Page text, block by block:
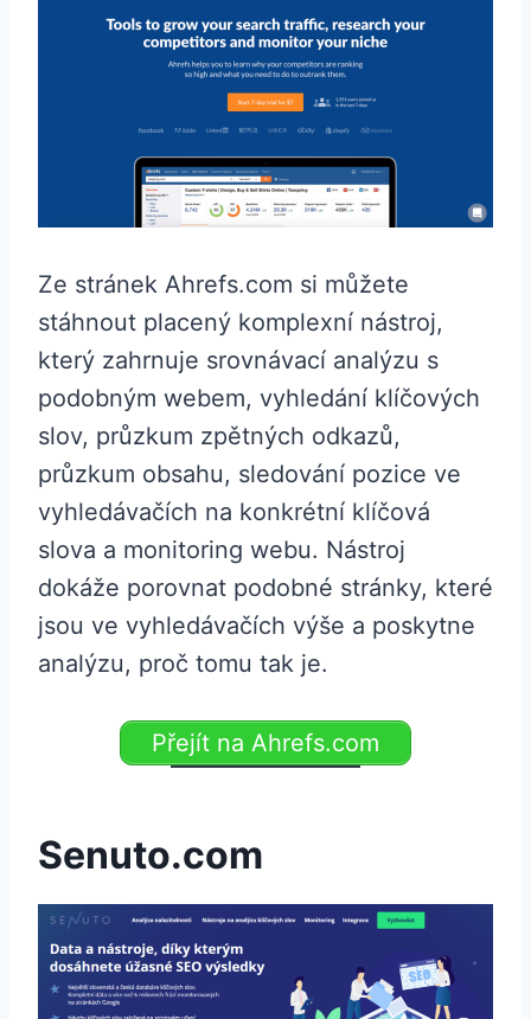
Ze stránek Ahrefs.com si můžete
stáhnout placený komplexní nástroj,
který zahrnuje srovnávací analýzu s
podobným webem, vyhledání klíčových
slov, průzkum zpětných odkazů,
průzkum obsahu, sledování pozice ve
vyhledávačích na konkrétní klíčová
slova a monitoring webu. Nástroj
dokáže porovnat podobné stránky, které
jsou ve vyhledávačích výše a poskytne
analýzu, proč tomu tak je.
Přejít na Ahrefs.com
Senuto.com